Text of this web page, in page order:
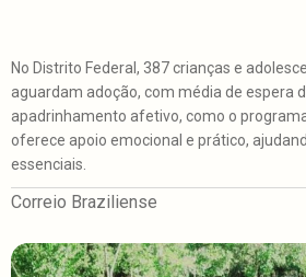
No Distrito Federal, 387 crianças e
aguardam adoção, com média de espera
apadrinhamento afetivo, como o
oferece apoio emocional e prático,
essenciais.
Correio Braziliense